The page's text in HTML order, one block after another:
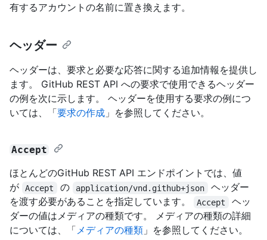
有するアカウントの名前に置き換えます。
ヘッダー
ヘッダーは、要求と必要な応答に関する追加情報を提供し
ます。 GitHub REST API への要求で使用できるヘッダー
の例を次に示します。 ヘッダーを使用する要求の例につ
いては、「要求の作成 」を参照してください。
Accept
ほとんどのGitHub REST API エンドポイントでは、値
が
Accept の application/vnd.github+json
ヘッダー
を渡す必要があることを指定しています。
Accept
ヘッ
ダーの値はメディアの種類です。 メディアの種類の詳細
については、「メディアの種類 」を参照してください。